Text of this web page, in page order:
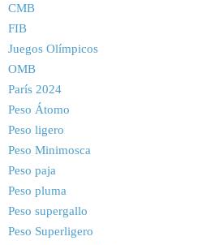
CMB
FIB
Juegos Olímpicos
OMB
París 2024
Peso Átomo
Peso ligero
Peso Minimosca
Peso paja
Peso pluma
Peso supergallo
Peso Superligero